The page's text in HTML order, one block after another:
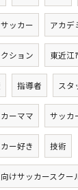
ッカー アカデ
ション 東近江
指導者 スタ
ーママ サッカ
ー好き 技術
けサッカースクー